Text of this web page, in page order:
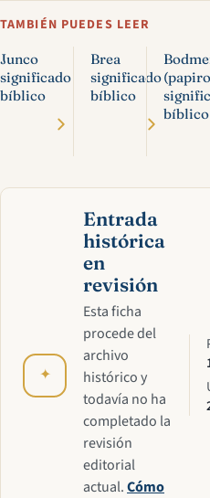
TAMBIÉN PUEDES LEER
Junco
significado
bíblico
Brea
significado
bíblico
bíblico
✦
Entrada
histórica
en
revisión
Esta ficha
procede del
archivo
histórico y
todavía no ha
completado la
revisión
editorial
actual.Cómo